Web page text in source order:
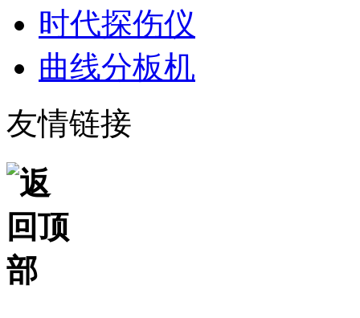
时代探伤仪
曲线分板机
友情链接